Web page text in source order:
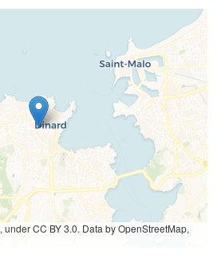
, under CC BY 3.0. Data by OpenStreetMap,